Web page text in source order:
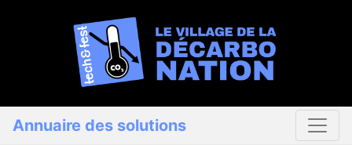
Annuaire des solutions